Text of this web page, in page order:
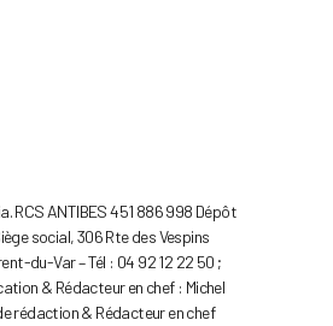
RCS ANTIBES 451 886 998 Dépôt
social, 306 Rte des Vespins
du-Var – Tél : 04 92 12 22 50 ;
& Rédacteur en chef : Michel
rédaction & Rédacteur en chef